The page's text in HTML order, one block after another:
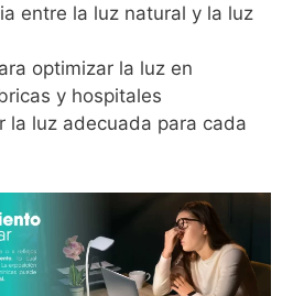
entre la luz natural y la luz
optimizar la luz en
y hospitales
la luz adecuada para cada